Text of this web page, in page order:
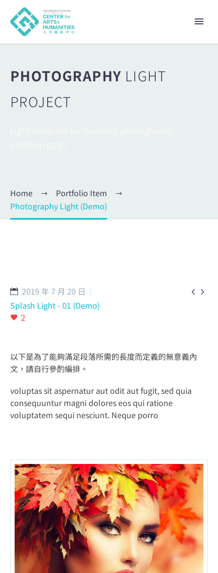
PHOTOGRAPHY LIGHT
PROJECT
Home
Portfolio Item
Photography Light (Demo)
 
2019 年 7 月 20 日
Splash Light - 01 (Demo)
2
以下是為了能夠滿足段落所需的長度而定義的無意義內
文，請自行參酌編排。
voluptas sit aspernatur aut odit aut fugit, sed quia
consequuntur magni dolores eos qui ratione
voluptatem sequi nesciunt. Neque porro